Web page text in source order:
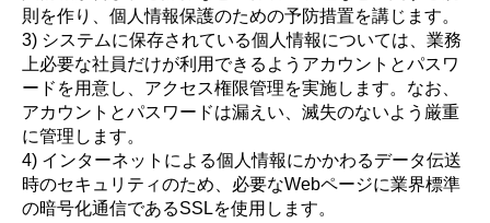
則を作り、個人情報保護のための予防措置を講じます。
3) システムに保存されている個人情報については、業務
上必要な社員だけが利用できるようアカウントとパスワ
ードを用意し、アクセス権限管理を実施します。なお、
アカウントとパスワードは漏えい、滅失のないよう厳重
に管理します。
4) インターネットによる個人情報にかかわるデータ伝送
時のセキュリティのため、必要なWebページに業界標準
の暗号化通信であるSSLを使用します。